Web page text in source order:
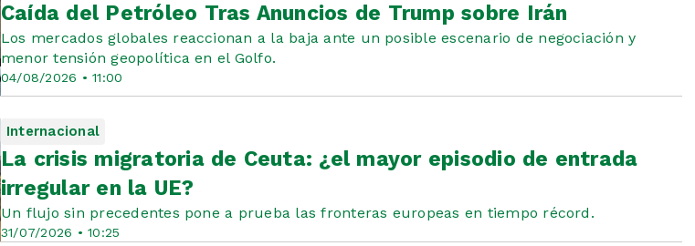
04/08/2026 • 11:00
Caída del Petróleo Tras Anuncios de Trump sobre Irán
Los mercados globales reaccionan a la baja ante un posible escenario de negociación y
menor tensión geopolítica en el Golfo.
Internacional
31/07/2026 • 10:25
La crisis migratoria de Ceuta: ¿el mayor episodio de entrada
irregular en la UE?
Un flujo sin precedentes pone a prueba las fronteras europeas en tiempo récord.